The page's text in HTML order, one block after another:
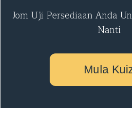
Jom Uji Persediaan Anda
Nanti
Mula